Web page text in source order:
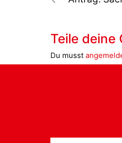
Teile deine
Du musst